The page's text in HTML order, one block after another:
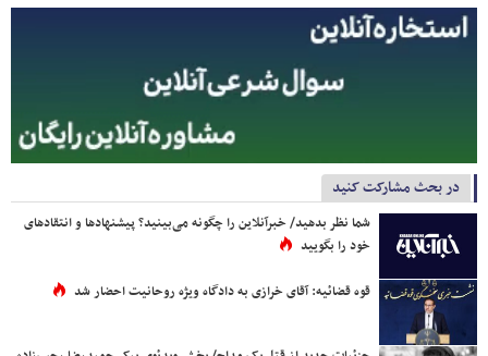
در بحث مشارکت کنید
شما نظر بدهید/ خبرآنلاین را چگونه می‌بینید؟ پیشنهادها و انتقادهای
خود را بگویید
قوه قضائیه: آقای خرازی به دادگاه ویژه روحانیت احضار شد